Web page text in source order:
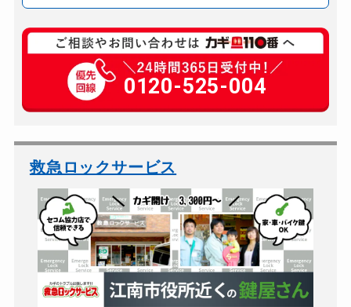
玄関カギ修理 11,000円～(税込)
玄関カギ交換 22,000円～(税込)
0120-525-004
救急ロックサービス